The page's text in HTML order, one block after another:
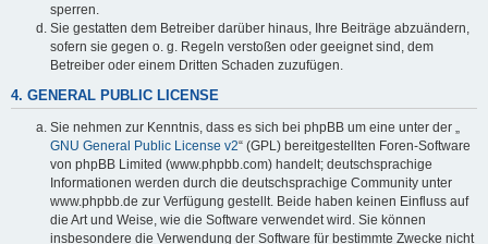
sperren.
Sie gestatten dem Betreiber darüber hinaus, Ihre Beiträge abzuändern,
sofern sie gegen o. g. Regeln verstoßen oder geeignet sind, dem
Betreiber oder einem Dritten Schaden zuzufügen.
4. GENERAL PUBLIC LICENSE
Sie nehmen zur Kenntnis, dass es sich bei phpBB um eine unter der „
GNU General Public License v2“ (GPL) bereitgestellten Foren-Software
von phpBB Limited (www.phpbb.com) handelt; deutschsprachige
Informationen werden durch die deutschsprachige Community unter
www.phpbb.de zur Verfügung gestellt. Beide haben keinen Einfluss auf
die Art und Weise, wie die Software verwendet wird. Sie können
insbesondere die Verwendung der Software für bestimmte Zwecke nicht